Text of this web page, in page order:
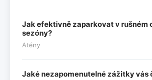
Jak efektivně zaparkovat v rušném
sezóny?
Atény
Jaké nezapomenutelné zážitky vás